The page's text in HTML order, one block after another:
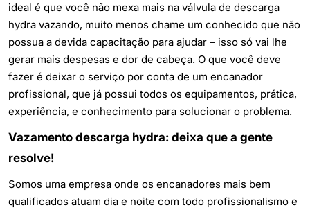
ideal é que você não mexa mais na válvula de descarga
hydra vazando, muito menos chame um conhecido que não
possua a devida capacitação para ajudar – isso só vai lhe
gerar mais despesas e dor de cabeça. O que você deve
fazer é deixar o serviço por conta de um encanador
profissional, que já possui todos os equipamentos, prática,
experiência, e conhecimento para solucionar o problema.
Vazamento descarga hydra: deixa que a gente
resolve!
Somos uma empresa onde os encanadores mais bem
qualificados atuam dia e noite com todo profissionalismo e